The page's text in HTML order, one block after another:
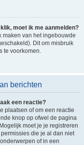
moet ik me aanmelden?
van het ingebouwde
Dit om misbruik
te voorkomen.
berichten
een reactie?
plaatsen of om een reactie
knop op ofwel de pagina
moet je je registreren
die je al dan niet
of in een